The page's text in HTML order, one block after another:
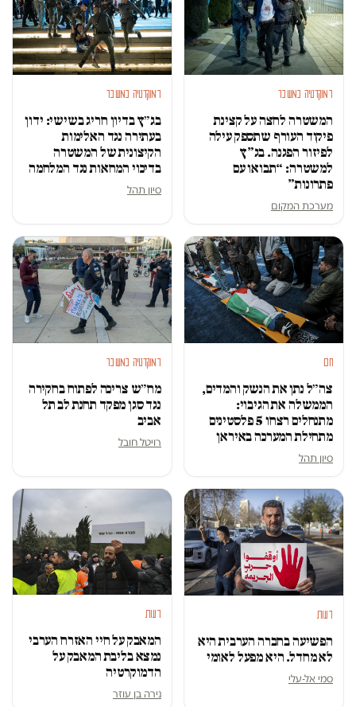
דמוקרטיה במשבר
המשטרה לחצה על קצינת
פיקוד העורף שתספק עילה
לפיזור הפגנה. בג”ץ
למשטרה: “תבואו עם
פתרונות”
מערכת המקום
דמוקרטיה במשבר
בג״ץ בדיון חריג בשישי: ידון
בעתירה נגד האלימות
הקיצונית של המשטרה
בדיכוי המחאות נגד המלחמה
סיון תהל
חם
צה״ל נתן את הנשק והמדים,
הממשלה את הגיבוי:
מתנחלים רצחו 5 פלסטינים
מתחילת המערכה באיראן
סיון תהל
דמוקרטיה במשבר
מח״ש צריכה לפתוח בחקירה
נגד סגן מפקד תחנת לב תל
אביב
רויטל חובל
דעות
הפשיעה בחברה הערבית היא
לא מחדל. היא מפעל לאומי
סמי אל-עלי
דעות
המאבק על חיי האזרח הערבי
נמצא בליבת המאבק על
הדמוקרטיה
נירה בן עוזר